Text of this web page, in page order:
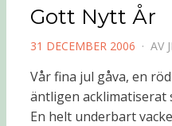
Gott Nytt År
PUBLICERAD
31 DECEMBER 2006 AV
Vår fina jul gåva, en
äntligen acklimatiserat
En helt underbart